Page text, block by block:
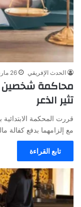
الحدث الإفريقي 26 مارس، 2025
محاكمة شخصين
تثير الذعر
قررت المحكمة
مع إلزامهما بدفع كفالة مالية قدرها 5
تابع القراءة